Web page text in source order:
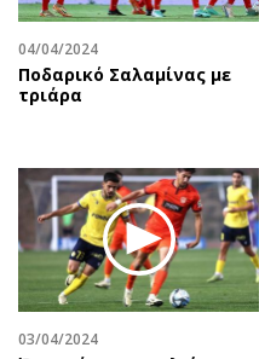
04/04/2024
Ποδαρικό Σαλαμίνας με
τριάρα
03/04/2024